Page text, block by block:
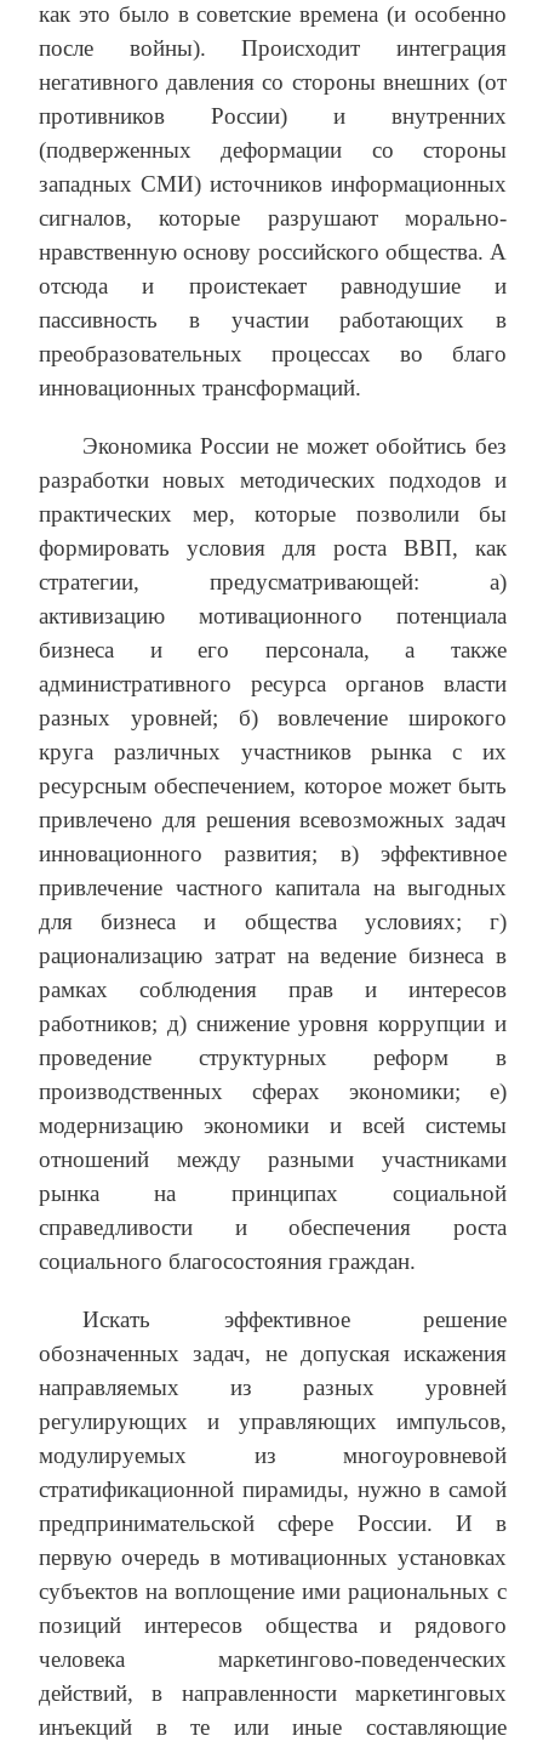
как это было в советские времена (и особенно
после войны). Происходит интеграция
негативного давления со стороны внешних (от
противников России) и внутренних
(подверженных деформации со стороны
западных СМИ) источников информационных
сигналов, которые разрушают морально-
нравственную основу российского общества. А
отсюда и проистекает равнодушие и
пассивность в участии работающих в
преобразовательных процессах во благо
инновационных трансформаций.
Экономика России не может обойтись без
разработки новых методических подходов и
практических мер, которые позволили бы
формировать условия для роста ВВП, как
стратегии, предусматривающей: а)
активизацию мотивационного потенциала
бизнеса и его персонала, а также
административного ресурса органов власти
разных уровней; б) вовлечение широкого
круга различных участников рынка с их
ресурсным обеспечением, которое может быть
привлечено для решения всевозможных задач
инновационного развития; в) эффективное
привлечение частного капитала на выгодных
для бизнеса и общества условиях; г)
рационализацию затрат на ведение бизнеса в
рамках соблюдения прав и интересов
работников; д) снижение уровня коррупции и
проведение структурных реформ в
производственных сферах экономики; е)
модернизацию экономики и всей системы
отношений между разными участниками
рынка на принципах социальной
справедливости и обеспечения роста
социального благосостояния граждан.
Искать эффективное решение
обозначенных задач, не допуская искажения
направляемых из разных уровней
регулирующих и управляющих импульсов,
модулируемых из многоуровневой
стратификационной пирамиды, нужно в самой
предпринимательской сфере России. И в
первую очередь в мотивационных установках
субъектов на воплощение ими рациональных с
позиций интересов общества и рядового
человека маркетингово-поведенческих
действий, в направленности маркетинговых
инъекций в те или иные составляющие